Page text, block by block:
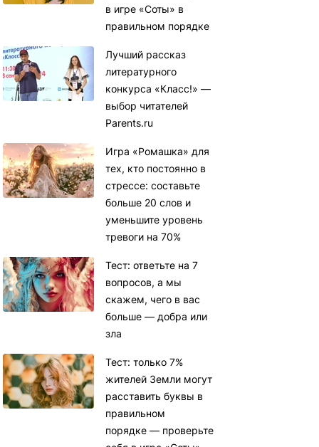
в игре «Соты» в
правильном порядке
Лучший рассказ
литературного
конкурса «Класс!» —
выбор читателей
Parents.ru
Игра «Ромашка» для
тех, кто постоянно в
стрессе: составьте
больше 20 слов и
уменьшите уровень
тревоги на 70%
Тест: ответьте на 7
вопросов, а мы
скажем, чего в вас
больше — добра или
зла
Тест: только 7%
жителей Земли могут
расставить буквы в
правильном
порядке — проверьте